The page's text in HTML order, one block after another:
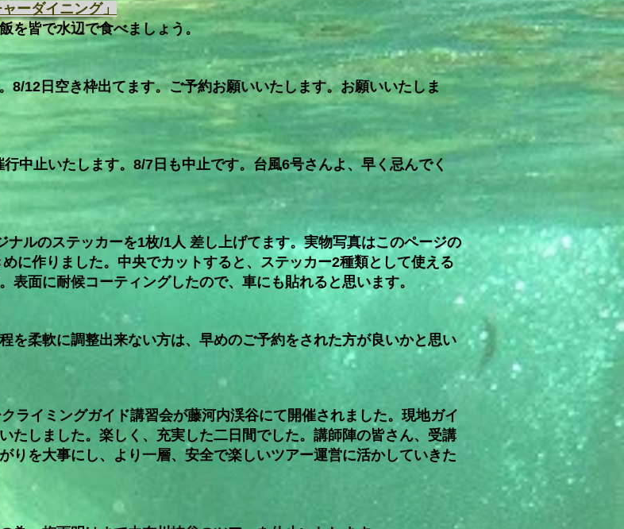
ーダイニング」
を皆で水辺で食べましょう。
8/12日空き枠出てます。ご予約お願いいたします。お願いいたしま
中止いたします。8/7日も中止です。台風6号さんよ、早く忌んでく
ナルのステッカーを1枚/1人 差し上げてます。実物写真はこのページの
に作りました。中央でカットすると、ステッカー2種類として使える
表面に耐候コーティングしたので、車にも貼れると思います。
を柔軟に調整出来ない方は、早めのご予約をされた方が良いかと思い
ライミングガイド講習会が藤河内渓谷にて開催されました。現地ガイ
たしました。楽しく、充実した二日間でした。講師陣の皆さん、受講
りを大事にし、より一層、安全で楽しいツアー運営に活かしていきた